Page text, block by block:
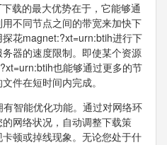
载的最大优势在于，它能够通
不同节点之间的带宽来加快下
花magnet:?xt=urn:btih进行下
器的速度限制。即使某个资源
也能够通过更多的节
件在短时间内完成。
智能优化功能。通过对网络环
网络状况，自动调整下载策
顿或掉线现象。无论您处于什